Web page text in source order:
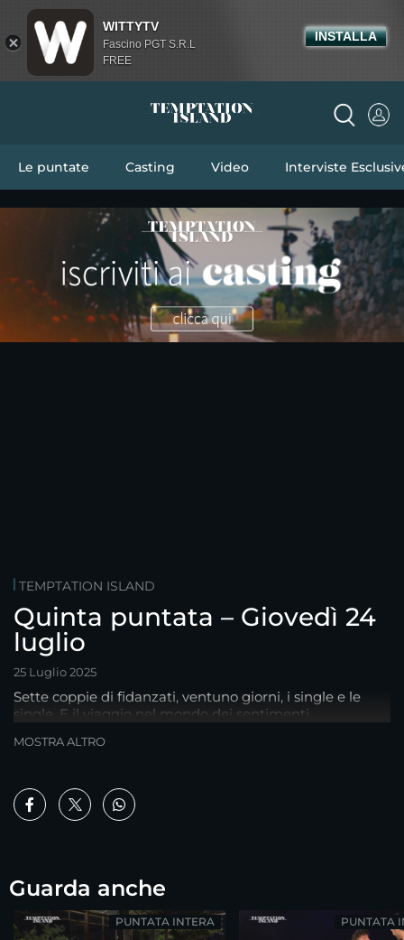
Le puntate Casting Video Interviste
TEMPTATION ISLAND
Quinta puntata – Giovedì 24
luglio
25 Luglio 2025
Sette coppie di fidanzati, ventuno giorni, i single e le
single. E il viaggio nel mondo dei sentimenti...
MOSTRA ALTRO
Guarda anche
PUNTATA INTERA PUNTATA
WITTYTV
Fascino PGT S.R.L
FREE
INSTALLA